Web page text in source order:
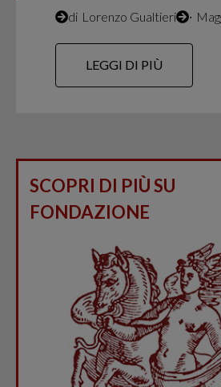
di Lorenzo Gualtieri ∙
LEGGI DI PIÙ
SCOPRI DI PIÙ SU
FONDAZIONE